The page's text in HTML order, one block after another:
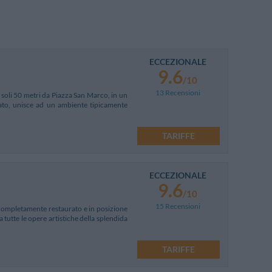
50 metri da Piazza San Marco, in un
unisce ad un ambiente tipicamente
ECCEZIONALE
9.6/10
13 Recensioni
TARIFFE
restaurato e in posizione
tutte le opere artistiche della splendida
ECCEZIONALE
9.6/10
15 Recensioni
TARIFFE